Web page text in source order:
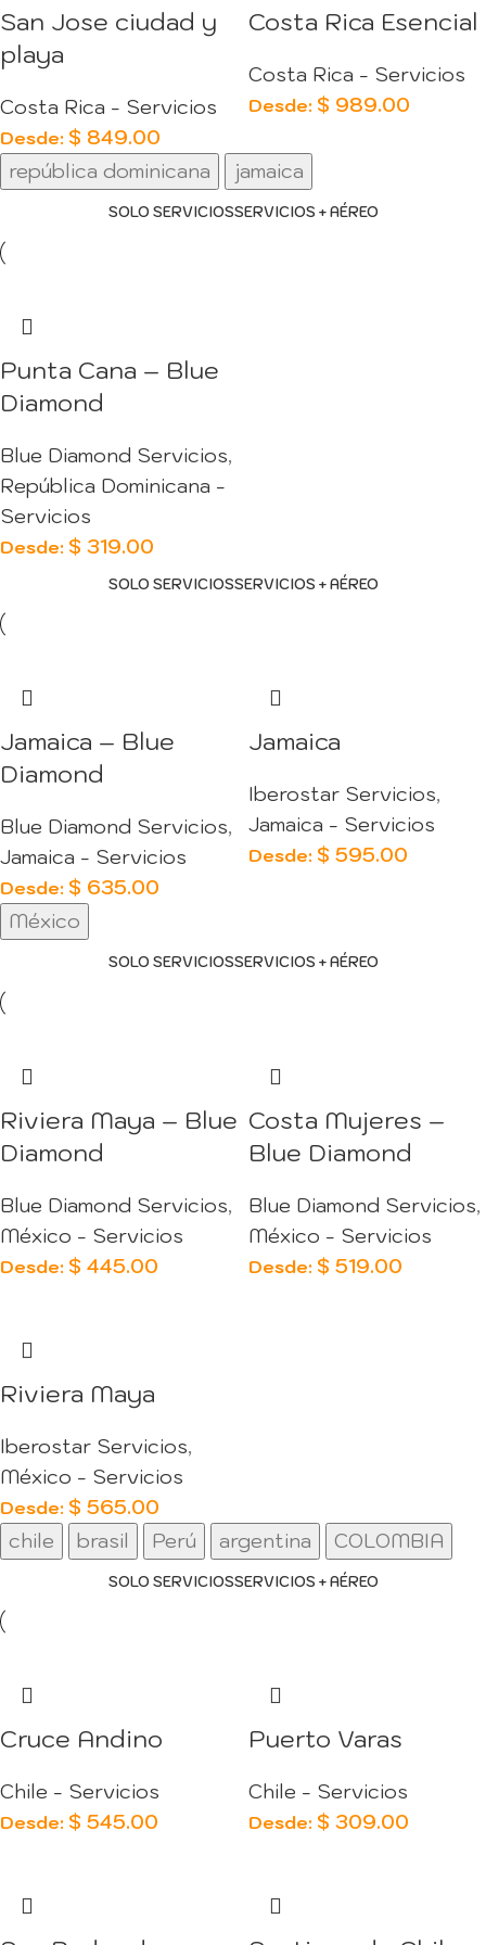
San Jose ciudad y
playa
Costa Rica - Servicios
Desde: $ 849.00
Costa Rica Esencial
Costa Rica - Servicios
Desde: $ 989.00
república dominicana jamaica
SOLO SERVICIOSSERVICIOS + AÉREO
Punta Cana – Blue
Diamond
Blue Diamond Servicios,
República Dominicana -
Servicios
Desde: $ 319.00
SOLO SERVICIOSSERVICIOS + AÉREO
Jamaica – Blue
Diamond
Blue Diamond Servicios,
Jamaica - Servicios
Desde: $ 635.00
Jamaica
Iberostar Servicios,
Jamaica - Servicios
Desde: $ 595.00
México
SOLO SERVICIOSSERVICIOS + AÉREO
Riviera Maya – Blue
Diamond
Blue Diamond Servicios,
México - Servicios
Desde: $ 445.00
Costa Mujeres –
Blue Diamond
Blue Diamond Servicios,
México - Servicios
Desde: $ 519.00
Riviera Maya
Iberostar Servicios,
México - Servicios
Desde: $ 565.00
chile
brasil Perú argentina COLOMBIA
SOLO SERVICIOSSERVICIOS + AÉREO
Cruce Andino
Chile - Servicios
Desde: $ 545.00
Puerto Varas
Chile - Servicios
Desde: $ 309.00